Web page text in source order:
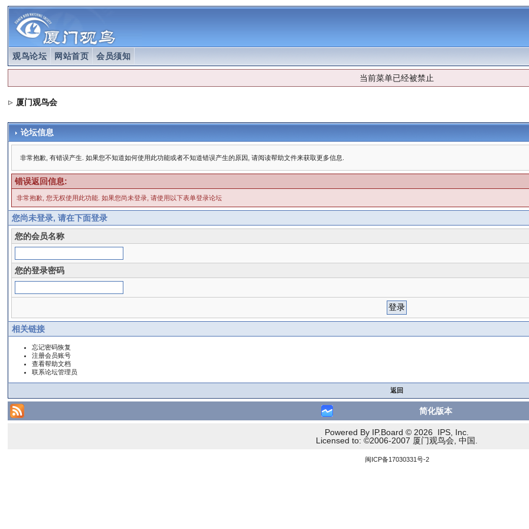
观鸟论坛 网站首页 会员须知
当前菜单已经被禁止
厦门观鸟会
论坛信息
非常抱歉, 有错误产生. 如果您不知道如何使用此功能或者不知道错误产生的原因, 请阅读帮助文件来获取更多信息.
错误返回信息:
非常抱歉, 您无权使用此功能. 如果您尚未登录, 请使用以下表单登录论坛
您尚未登录, 请在下面登录
您的会员名称
您的登录密码
相关链接
忘记密码恢复
注册会员账号
查看帮助文档
联系论坛管理员
返回
简化版本
Powered By IP.Board © 2026 IPS, Inc.
Licensed to: ©2006-2007 厦门观鸟会, 中国.
闽ICP备17030331号-2